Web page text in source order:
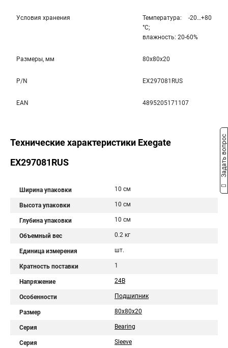
Условия хранения
Температура: -20…+80
°С;
влажность: 20-60%
Размеры, мм 80x80x20
P/N EX297081RUS
EAN 4895205171107
Технические характеристики Exegate
EX297081RUS
Ширина упаковки 10 см
Высота упаковки 10 см
Глубина упаковки 10 см
Объемный вес 0.2 кг
Единица измерения шт.
Кратность поставки 1
Напряжение 24В
Особенности Подшипник
Размер 80x80x20
Серия Bearing
Серия Sleeve
Задать вопрос